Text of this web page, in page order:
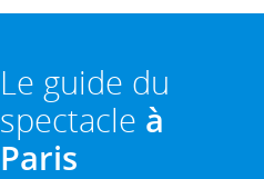
Le guide du
spectacle à
Paris